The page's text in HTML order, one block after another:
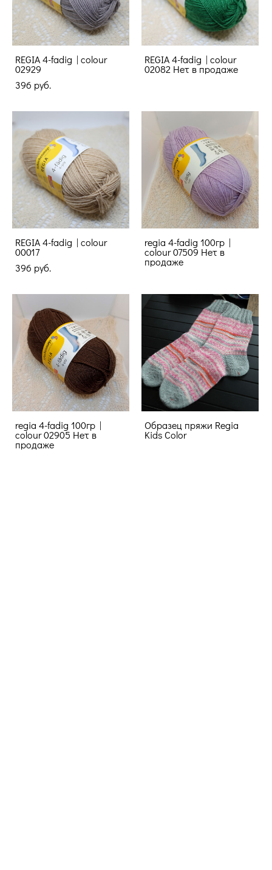
REGIA 4-fadig | colour
02929
396 pуб.
REGIA 4-fadig | colour
02082 Нет в продаже
REGIA 4-fadig | colour
00017
396 pуб.
regia 4-fadig 100гр |
colour 07509 Нет в
продаже
regia 4-fadig 100гр |
colour 02905 Нет в
продаже
Образец пряжи Regia
Kids Color